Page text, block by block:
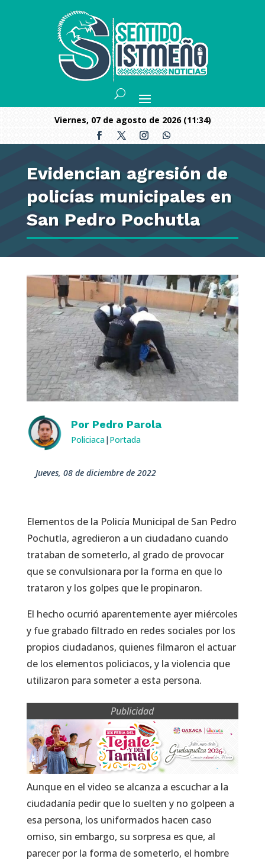
viernes, 07 de agosto de 2026 (11:34)
Evidencian agresión de
policías municipales en
San Pedro Pochutla
Por Pedro Parola
Policiaca| Portada
jueves, 08 de diciembre de 2022
Elementos de la Policía Municipal de San Pedro
Pochutla, agredieron a un ciudadano cuando
trataban de someterlo, al grado de provocar
que se convulsionara por la forma en que lo
trataron y los golpes que le propinaron.
El hecho ocurrió aparentemente ayer miércoles
y fue grabado filtrado en redes sociales por los
propios ciudadanos, quienes filmaron el actuar
de los elementos policiacos, y la violencia que
utilizaron para someter a esta persona.
Publicidad
Aunque en el video se alcanza a escuchar a la
ciudadanía pedir que lo suelten y no golpeen a
esa persona, los uniformados hacen caso
omiso, sin embargo, su sorpresa es que, al
parecer por la forma de someterlo, el hombre